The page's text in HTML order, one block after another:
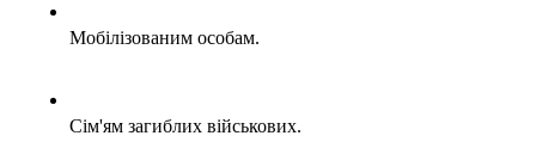
Мобілізованим особам.
Сім'ям загиблих військових.